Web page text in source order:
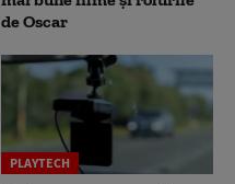
de Oscar
PLAYTECH